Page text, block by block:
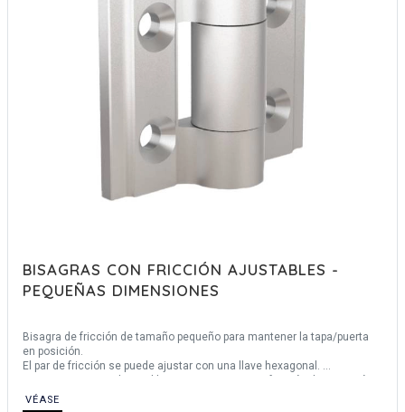
BISAGRAS CON FRICCIÓN AJUSTABLES -
PEQUEÑAS DIMENSIONES
Bisagra de fricción de tamaño pequeño para mantener la tapa/puerta
en posición.
El par de fricción se puede ajustar con una llave hexagonal.
VÉASE